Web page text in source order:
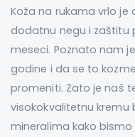
Koža na rukama vrlo
dodatnu negu i zaštitu
meseci. Poznato nam
godine i da se to
promeniti. Zato je naš
visokokvalitetnu kremu
mineralima kako